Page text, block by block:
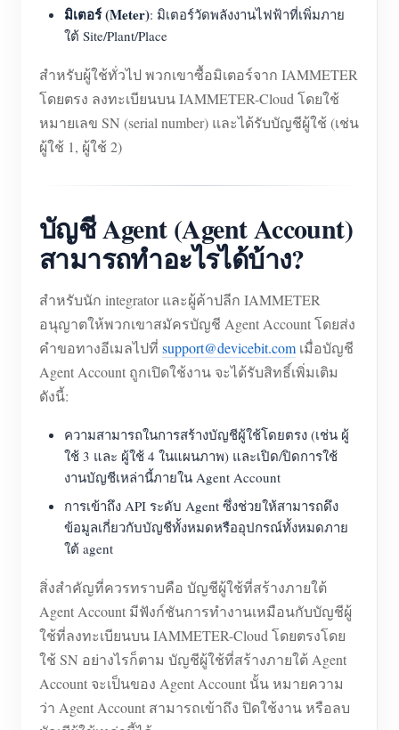
มิเตอร์ (Meter): มิเตอร์วัดพลังงานไฟฟ้าที่เพิ่มภาย
ใต้ Site/Plant/Place
สำหรับผู้ใช้ทั่วไป พวกเขาซื้อมิเตอร์จาก IAMMETER
โดยตรง ลงทะเบียนบน IAMMETER-Cloud โดยใช้
หมายเลข SN (serial number) และได้รับบัญชีผู้ใช้ (เช่น
ผู้ใช้ 1, ผู้ใช้ 2)
บัญชี Agent (Agent Account)
สามารถทำอะไรได้บ้าง?
สำหรับนัก integrator และผู้ค้าปลีก IAMMETER
อนุญาตให้พวกเขาสมัครบัญชี Agent Account โดยส่ง
คำขอทางอีเมลไปที่ support@devicebit.com เมื่อบัญชี
Agent Account ถูกเปิดใช้งาน จะได้รับสิทธิ์เพิ่มเติม
ดังนี้:
ความสามารถในการสร้างบัญชีผู้ใช้โดยตรง (เช่น ผู้
ใช้ 3 และ ผู้ใช้ 4 ในแผนภาพ) และเปิด/ปิดการใช้
งานบัญชีเหล่านี้ภายใน Agent Account
การเข้าถึง API ระดับ Agent ซึ่งช่วยให้สามารถดึง
ข้อมูลเกี่ยวกับบัญชีทั้งหมดหรืออุปกรณ์ทั้งหมดภาย
ใต้ agent
สิ่งสำคัญที่ควรทราบคือ บัญชีผู้ใช้ที่สร้างภายใต้
Agent Account มีฟังก์ชันการทำงานเหมือนกับบัญชีผู้
ใช้ที่ลงทะเบียนบน IAMMETER-Cloud โดยตรงโดย
ใช้ SN อย่างไรก็ตาม บัญชีผู้ใช้ที่สร้างภายใต้ Agent
Account จะเป็นของ Agent Account นั้น หมายความ
ว่า Agent Account สามารถเข้าถึง ปิดใช้งาน หรือลบ